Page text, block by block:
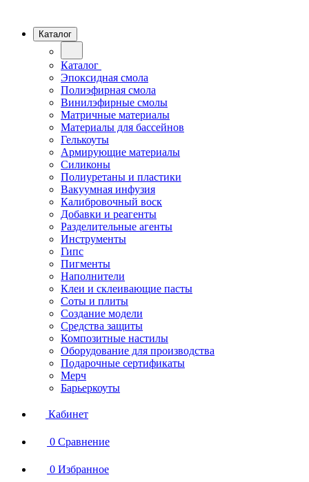
Каталог
Каталог
Эпоксидная смола
Полиэфирная смола
Винилэфирные смолы
Матричные материалы
Материалы для бассейнов
Гелькоуты
Армирующие материалы
Силиконы
Полиуретаны и пластики
Вакуумная инфузия
Калибровочный воск
Добавки и реагенты
Разделительные агенты
Инструменты
Гипс
Пигменты
Наполнители
Клеи и склеивающие пасты
Соты и плиты
Создание модели
Средства защиты
Композитные настилы
Оборудование для производства
Подарочные сертификаты
Мерч
Барьеркоуты
Кабинет
0 Сравнение
0 Избранное